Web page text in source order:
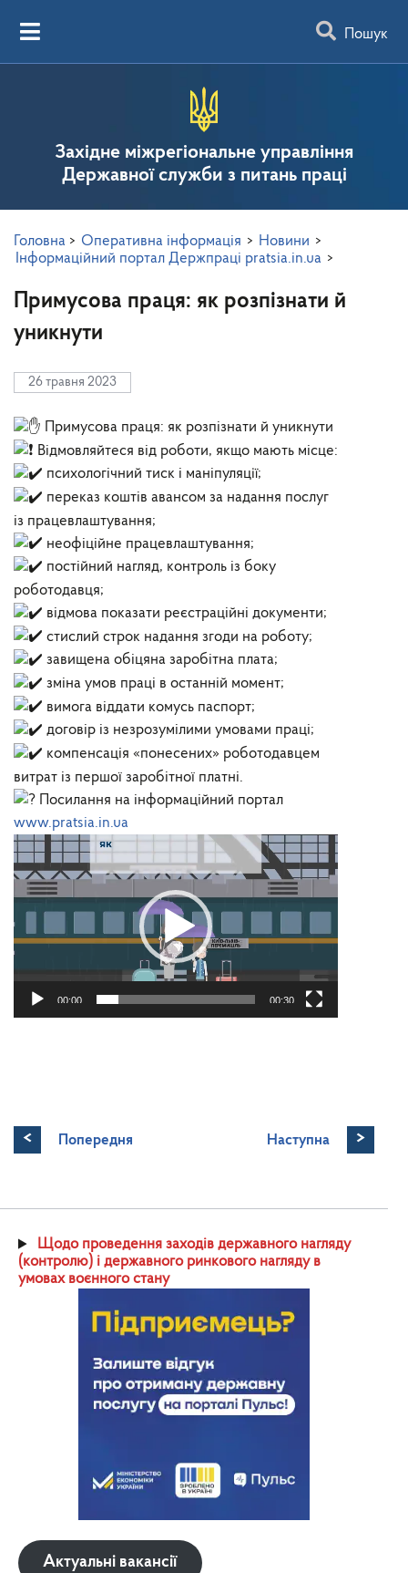
Пошук
Західне міжрегіональне управління
Державної служби з питань праці
Головна > Оперативна інформація > Новини >
Інформаційний портал Держпраці pratsia.in.ua >
Примусова праця: як розпізнати й
уникнути
26 травня 2023
Примусова праця: як розпізнати й уникнути
Відмовляйтеся від роботи, якщо мають місце:
психологічний тиск і маніпуляції;
переказ коштів авансом за надання послуг
із працевлаштування;
неофіційне працевлаштування;
постійний нагляд, контроль із боку
роботодавця;
відмова показати реєстраційні документи;
стислий строк надання згоди на роботу;
завищена обіцяна заробітна плата;
зміна умов праці в останній момент;
вимога віддати комусь паспорт;
договір із незрозумілими умовами праці;
компенсація «понесених» роботодавцем
витрат із першої заробітної платні.
Посилання на інформаційний портал
www.pratsia.in.ua
Відеопрогравач
00:00 00:30
< Попередня Наступна >
Щодо проведення заходів державного нагляду
(контролю) і державного ринкового нагляду в
умовах воєнного стану
Актуальні вакансії